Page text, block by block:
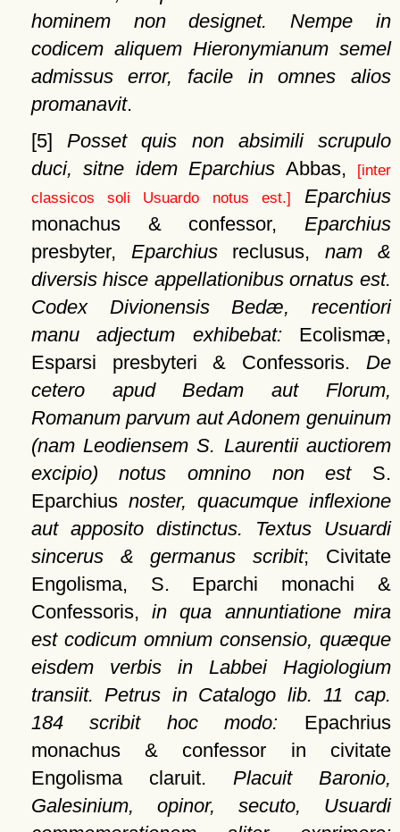
hominem non designet. Nempe in
codicem aliquem Hieronymianum semel
admissus error, facile in omnes alios
promanavit.
[5]
Posset quis non absimili scrupulo
duci, sitne idem Eparchius Abbas,
[inter
classicos soli Usuardo notus est.]
Eparchius
monachus & confessor, Eparchius
presbyter, Eparchiusreclusus,nam &
diversis hisce appellationibus ornatus est.
Codex Divionensis Bedæ, recentiori
manu adjectum exhibebat:Ecolismæ,
Esparsi presbyteri & Confessoris. De
cetero apud Bedam aut Florum,
Romanum parvum aut Adonem genuinum
(nam Leodiensem S. Laurentii auctiorem
excipio) notus omnino non estS.
Eparchius noster, quacumque inflexione
aut apposito distinctus. Textus Usuardi
sincerus & germanus scribit; Civitate
Engolisma, S. Eparchi monachi &
Confessoris,in qua annuntiatione mira
est codicum omnium consensio, quæque
eisdem verbis in Labbei Hagiologium
transiit. Petrus in Catalogo lib. 11 cap.
184 scribit hoc modo: Epachrius
monachus & confessor in civitate
Engolisma claruit. Placuit Baronio,
Galesinium, opinor, secuto, Usuardi